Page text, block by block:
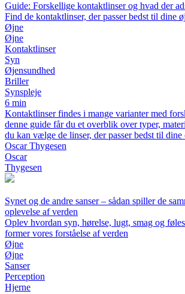
Guide: Forskellige kontaktlinser og hvad der
Find de kontaktlinser, der passer bedst til dine
Øjne
Øjne
Kontaktlinser
Syn
Øjensundhed
Briller
Synspleje
6 min
Kontaktlinser findes i mange varianter med
denne guide får du et overblik over typer,
du kan vælge de linser, der passer bedst til dine
Oscar Thygesen
Oscar
Thygesen
Synet og de andre sanser – sådan spiller de
oplevelse af verden
Oplev hvordan syn, hørelse, lugt, smag og
former vores forståelse af verden
Øjne
Øjne
Sanser
Perception
Hjerne